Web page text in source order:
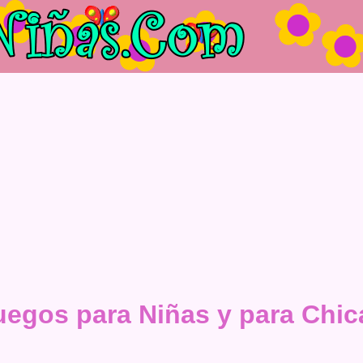
para Niñas y para